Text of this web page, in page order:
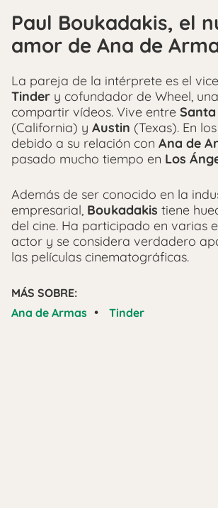
Paul Boukadakis, el
amor de Ana de
La pareja de la intérprete es el
Tinder y cofundador de Wheel,
compartir vídeos. Vive entre
(California) y Austin (Texas). En
debido a su relación con Ana de
pasado mucho tiempo en Los
Además de ser conocido en la
empresarial, Boukadakis tiene
del cine. Ha participado en varias
actor y se considera verdadero
las películas cinematográficas.
MÁS SOBRE:
Ana de Armas • Tinder